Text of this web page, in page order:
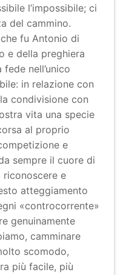
l’impossibile; ci
del cammino.
fu Antonio di
e della preghiera
nell’unico
in relazione con
condivisione con
vita una specie
al proprio
e
sempre il cuore di
riconoscere e
atteggiamento
«controcorrente»
genuinamente
camminare
scomodo,
più facile, più